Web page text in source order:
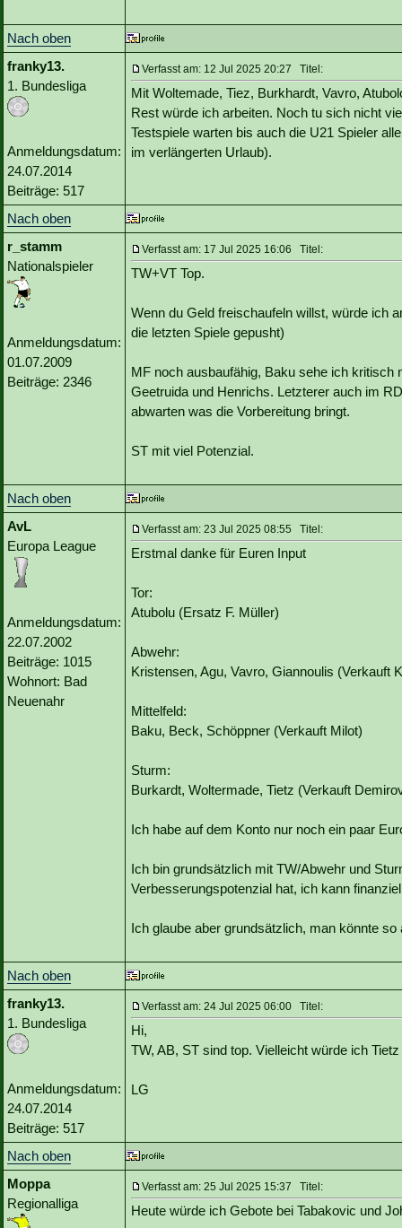
Nach oben
franky13.
1. Bundesliga
Anmeldungsdatum:
24.07.2014
Beiträge: 517
Verfasst am: 12 Jul 2025 20:27 Titel:
Mit Woltemade, Tiez, Burkhardt, Vavro,
Rest würde ich arbeiten. Noch tu sich nicht
Testspiele warten bis auch die U21 Spieler
im verlängerten Urlaub).
Nach oben
r_stamm
Nationalspieler
Anmeldungsdatum:
01.07.2009
Beiträge: 2346
Verfasst am: 17 Jul 2025 16:06 Titel:
TW+VT Top.
Wenn du Geld freischaufeln willst, würde ich
die letzten Spiele gepusht)
MF noch ausbaufähig, Baku sehe ich
Geetruida und Henrichs. Letzterer auch im
abwarten was die Vorbereitung bringt.
ST mit viel Potenzial.
Nach oben
AvL
Europa League
Anmeldungsdatum:
22.07.2002
Beiträge: 1015
Wohnort: Bad
Neuenahr
Verfasst am: 23 Jul 2025 08:55 Titel:
Erstmal danke für Euren Input
Tor:
Atubolu (Ersatz F. Müller)
Abwehr:
Kristensen, Agu, Vavro, Giannoulis (Verkauft
Mittelfeld:
Baku, Beck, Schöppner (Verkauft Milot)
Sturm:
Burkardt, Woltermade, Tietz (Verkauft
Ich habe auf dem Konto nur noch ein paar
Ich bin grundsätzlich mit TW/Abwehr und
Verbesserungspotenzial hat, ich kann
Ich glaube aber grundsätzlich, man könnte
Nach oben
franky13.
1. Bundesliga
Anmeldungsdatum:
24.07.2014
Beiträge: 517
Verfasst am: 24 Jul 2025 06:00 Titel:
Hi,
TW, AB, ST sind top. Vielleicht würde ich
LG
Nach oben
Moppa
Regionalliga
Verfasst am: 25 Jul 2025 15:37 Titel:
Heute würde ich Gebote bei Tabakovic und